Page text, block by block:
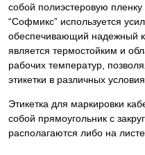
собой полиэстеровую
“Софмикс” используется
обеспечивающий надежный
является термостойким и
рабочих температур,
этикетки в различных
Этикетка для маркировки
собой прямоугольник с
располагаются либо на